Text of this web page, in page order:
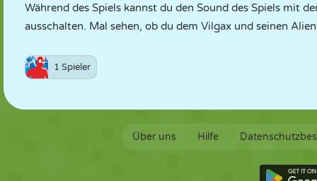
Während des Spiels kannst du den Sound des Spiels mit
ausschalten. Mal sehen, ob du dem Vilgax und seinen
1 Spieler
Über uns Hilfe